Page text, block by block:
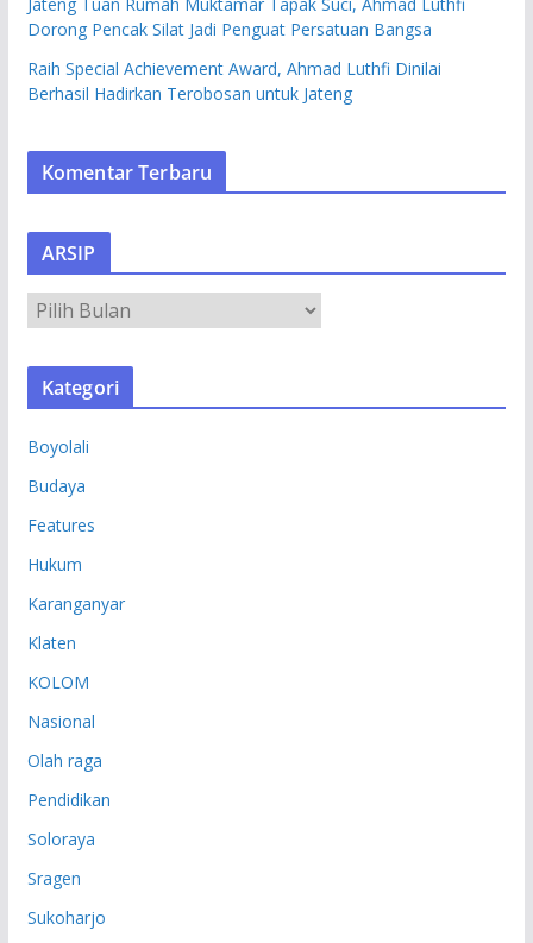
Dorong Pencak Silat Jadi Penguat Persatuan Bangsa
Raih Special Achievement Award, Ahmad Luthfi Dinilai
Berhasil Hadirkan Terobosan untuk Jateng
Komentar Terbaru
ARSIP
R
S
Kategori
Boyolali
Budaya
Features
Hukum
Karanganyar
Klaten
KOLOM
Nasional
Olah raga
Pendidikan
Soloraya
Sragen
Sukoharjo